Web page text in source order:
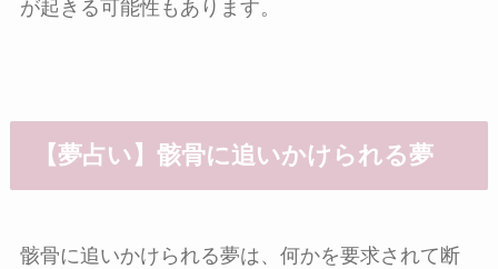
が起きる可能性もあります。
【夢占い】骸骨に追いかけられる夢
骸骨に追いかけられる夢は、何かを要求されて断